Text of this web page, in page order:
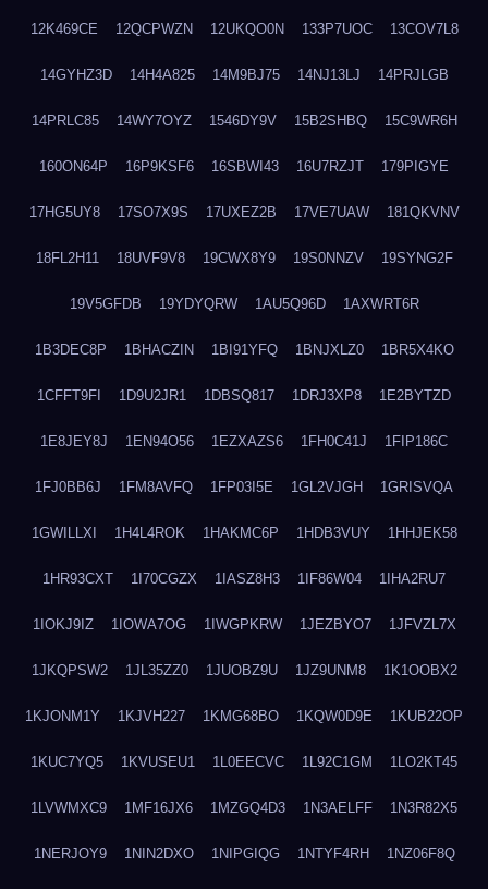
12K469CE 12QCPWZN 12UKQO0N 133P7UOC 13COV7L8
14GYHZ3D 14H4A825 14M9BJ75 14NJ13LJ 14PRJLGB
14PRLC85 14WY7OYZ 1546DY9V 15B2SHBQ 15C9WR6H
160ON64P 16P9KSF6 16SBWI43 16U7RZJT 179PIGYE
17HG5UY8 17SO7X9S 17UXEZ2B 17VE7UAW 181QKVNV
18FL2H11 18UVF9V8 19CWX8Y9 19S0NNZV 19SYNG2F
19V5GFDB 19YDYQRW 1AU5Q96D 1AXWRT6R
1B3DEC8P 1BHACZIN 1BI91YFQ 1BNJXLZ0 1BR5X4KO
1CFFT9FI 1D9U2JR1 1DBSQ817 1DRJ3XP8 1E2BYTZD
1E8JEY8J 1EN94O56 1EZXAZS6 1FH0C41J 1FIP186C
1FJ0BB6J 1FM8AVFQ 1FP03I5E 1GL2VJGH 1GRISVQA
1GWILLXI 1H4L4ROK 1HAKMC6P 1HDB3VUY 1HHJEK58
1HR93CXT 1I70CGZX 1IASZ8H3 1IF86W04 1IHA2RU7
1IOKJ9IZ 1IOWA7OG 1IWGPKRW 1JEZBYO7 1JFVZL7X
1JKQPSW2 1JL35ZZ0 1JUOBZ9U 1JZ9UNM8 1K1OOBX2
1KJONM1Y 1KJVH227 1KMG68BO 1KQW0D9E 1KUB22OP
1KUC7YQ5 1KVUSEU1 1L0EECVC 1L92C1GM 1LO2KT45
1LVWMXC9 1MF16JX6 1MZGQ4D3 1N3AELFF 1N3R82X5
1NERJOY9 1NIN2DXO 1NIPGIQG 1NTYF4RH 1NZ06F8Q